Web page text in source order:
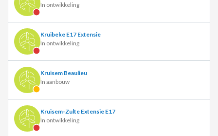
In ontwikkeling
Kruibeke E17 Extensie
In ontwikkeling
Kruisem Beaulieu
In aanbouw
Kruisem-Zulte Extensie E17
In ontwikkeling